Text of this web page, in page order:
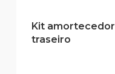
Kit amortecedor
traseiro